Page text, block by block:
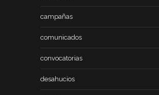
campañas
comunicados
convocatorias
desahucios